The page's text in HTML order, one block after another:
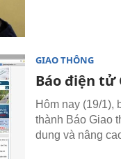
GIAO THÔNG
Báo điện tử
Hôm nay (19/1),
thành Báo Giao
dung và nâng